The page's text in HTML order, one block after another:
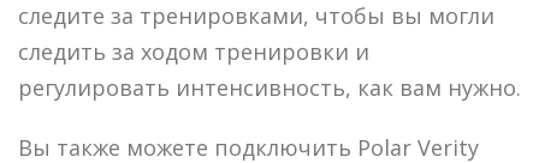
следите за тренировками, чтобы вы могли
следить за ходом тренировки и
регулировать интенсивность, как вам нужно.
Вы также можете подключить Polar Verity